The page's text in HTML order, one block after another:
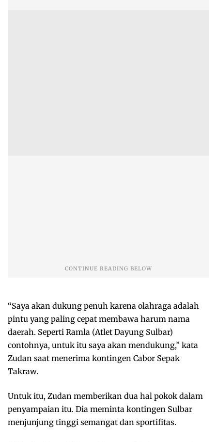
“Saya akan dukung penuh karena olahraga adalah
pintu yang paling cepat membawa harum nama
daerah. Seperti Ramla (Atlet Dayung Sulbar)
contohnya, untuk itu saya akan mendukung,” kata
Zudan saat menerima kontingen Cabor Sepak
Takraw.
Untuk itu, Zudan memberikan dua hal pokok dalam
penyampaian itu. Dia meminta kontingen Sulbar
menjunjung tinggi semangat dan sportifitas.